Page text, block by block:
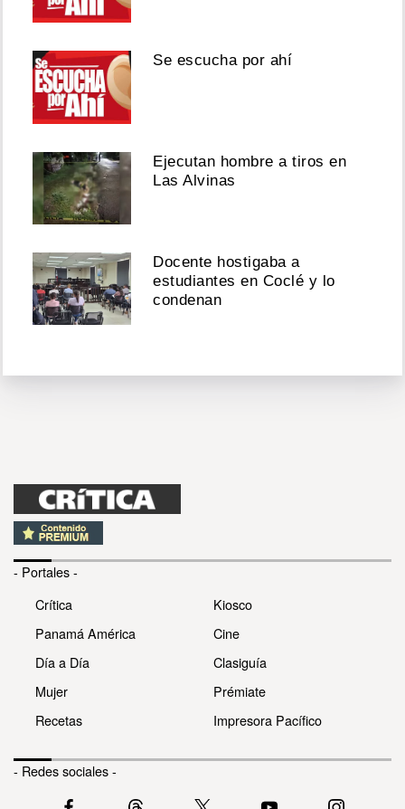
Se escucha por ahí
Ejecutan hombre a tiros en
Las Alvinas
Docente hostigaba a
estudiantes en Coclé y lo
condenan
- Portales -
Crítica
Panamá América
Día a Día
Mujer
Recetas
Kiosco
Cine
Clasiguía
Prémiate
Impresora Pacífico
- Redes sociales -